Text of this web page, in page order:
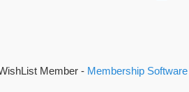
Member - Membership Software